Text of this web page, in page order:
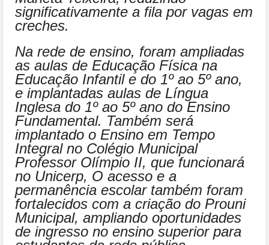
significativamente a fila por vagas em
creches.
Na rede de ensino, foram ampliadas
as aulas de Educação Física na
Educação Infantil e do 1º ao 5º ano,
e implantadas aulas de Língua
Inglesa do 1º ao 5º ano do Ensino
Fundamental. Também será
implantado o Ensino em Tempo
Integral no Colégio Municipal
Professor Olímpio II, que funcionará
no Unicerp, O acesso e a
permanência escolar também foram
fortalecidos com a criação do Prouni
Municipal, ampliando oportunidades
de ingresso no ensino superior para